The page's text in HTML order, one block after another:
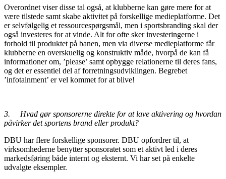
Overordnet viser disse tal også, at klubberne kan gøre mere for at
være tilstede samt skabe aktivitet på forskellige medieplatforme. Det
er selvfølgelig et ressourcespørgsmål, men i sportsbranding skal der
også investeres for at vinde. Alt for ofte sker investeringerne i
forhold til produktet på banen, men via diverse medieplatforme får
klubberne en overskuelig og konstruktiv måde, hvorpå de kan få
informationer om, ’please’ samt opbygge relationerne til deres fans,
og det er essentiel del af forretningsudviklingen. Begrebet
’infotainment’ er vel kommet for at blive!
3. Hvad gør sponsorerne direkte for at lave aktivering og hvordan
påvirker det sportens brand eller produkt?
DBU har flere forskellige sponsorer. DBU opfordrer til, at
virksomhederne benytter sponsoratet som et aktivt led i deres
markedsføring både internt og eksternt. Vi har set på enkelte
udvalgte eksempler.